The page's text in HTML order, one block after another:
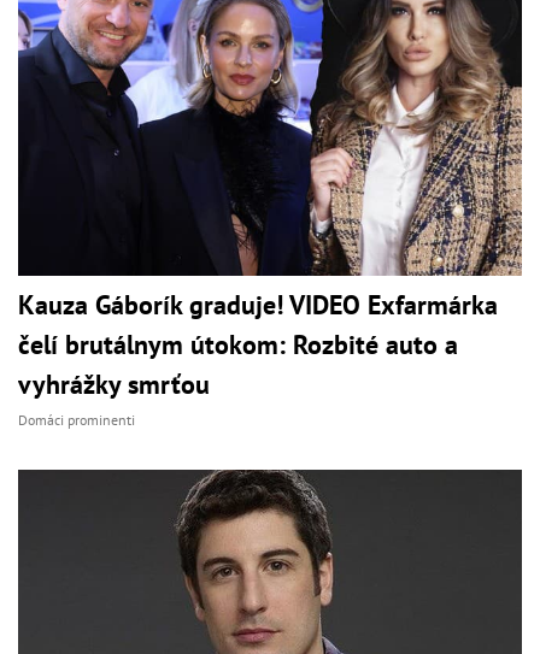
Kauza Gáborík graduje! VIDEO Exfarmárka
čelí brutálnym útokom: Rozbité auto a
vyhrážky smrťou
Domáci prominenti